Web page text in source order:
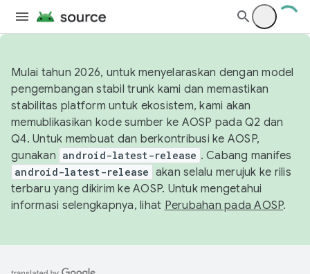
Mulai tahun 2026, untuk menyelaraskan dengan model
pengembangan stabil trunk kami dan memastikan
stabilitas platform untuk ekosistem, kami akan
memublikasikan kode sumber ke AOSP pada Q2 dan
Q4. Untuk membuat dan berkontribusi ke AOSP,
gunakan android-latest-release . Cabang manifes
android-latest-release akan selalu merujuk ke rilis
terbaru yang dikirim ke AOSP. Untuk mengetahui
informasi selengkapnya, lihat Perubahan pada AOSP.